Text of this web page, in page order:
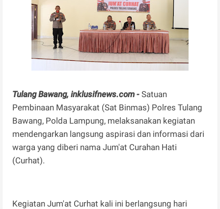
Tulang Bawang, inklusifnews.com -Satuan
Pembinaan Masyarakat (Sat Binmas) Polres Tulang
Bawang, Polda Lampung, melaksanakan kegiatan
mendengarkan langsung aspirasi dan informasi dari
warga yang diberi nama Jum'at Curahan Hati
(Curhat).
Kegiatan Jum'at Curhat kali ini berlangsung hari